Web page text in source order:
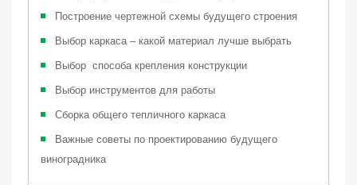
Построение чертежной схемы будущего строения
Выбор каркаса – какой материал лучше выбрать
Выбор способа крепления конструкции
Выбор инструментов для работы
Сборка общего тепличного каркаса
Важные советы по проектированию будущего
виноградника